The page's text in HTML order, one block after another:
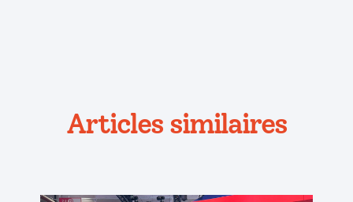
Articles similaires